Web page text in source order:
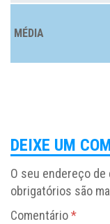
MÉDIA
DEIXE UM
O seu endereço
obrigatórios são
Comentário*